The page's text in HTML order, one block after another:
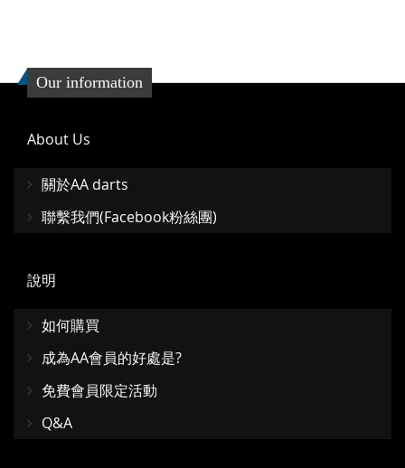
收
夾
比
Our information
About Us
關於AA darts
聯繫我們(Facebook粉絲團)
說明
如何購買
成為AA會員的好處是?
免費會員限定活動
Q&A